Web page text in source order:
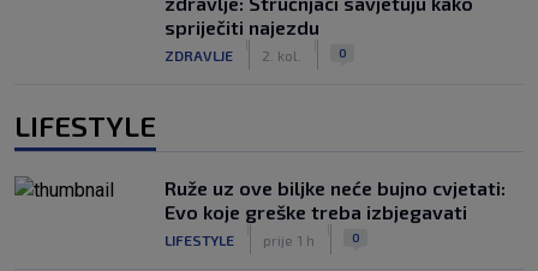
spriječiti najezdu
ZDRAVLJE 2. kol. 0
LIFESTYLE
Ruže uz ove biljke neće bujno cvjetati:
Evo koje greške treba izbjegavati
LIFESTYLE prije 1 h 0